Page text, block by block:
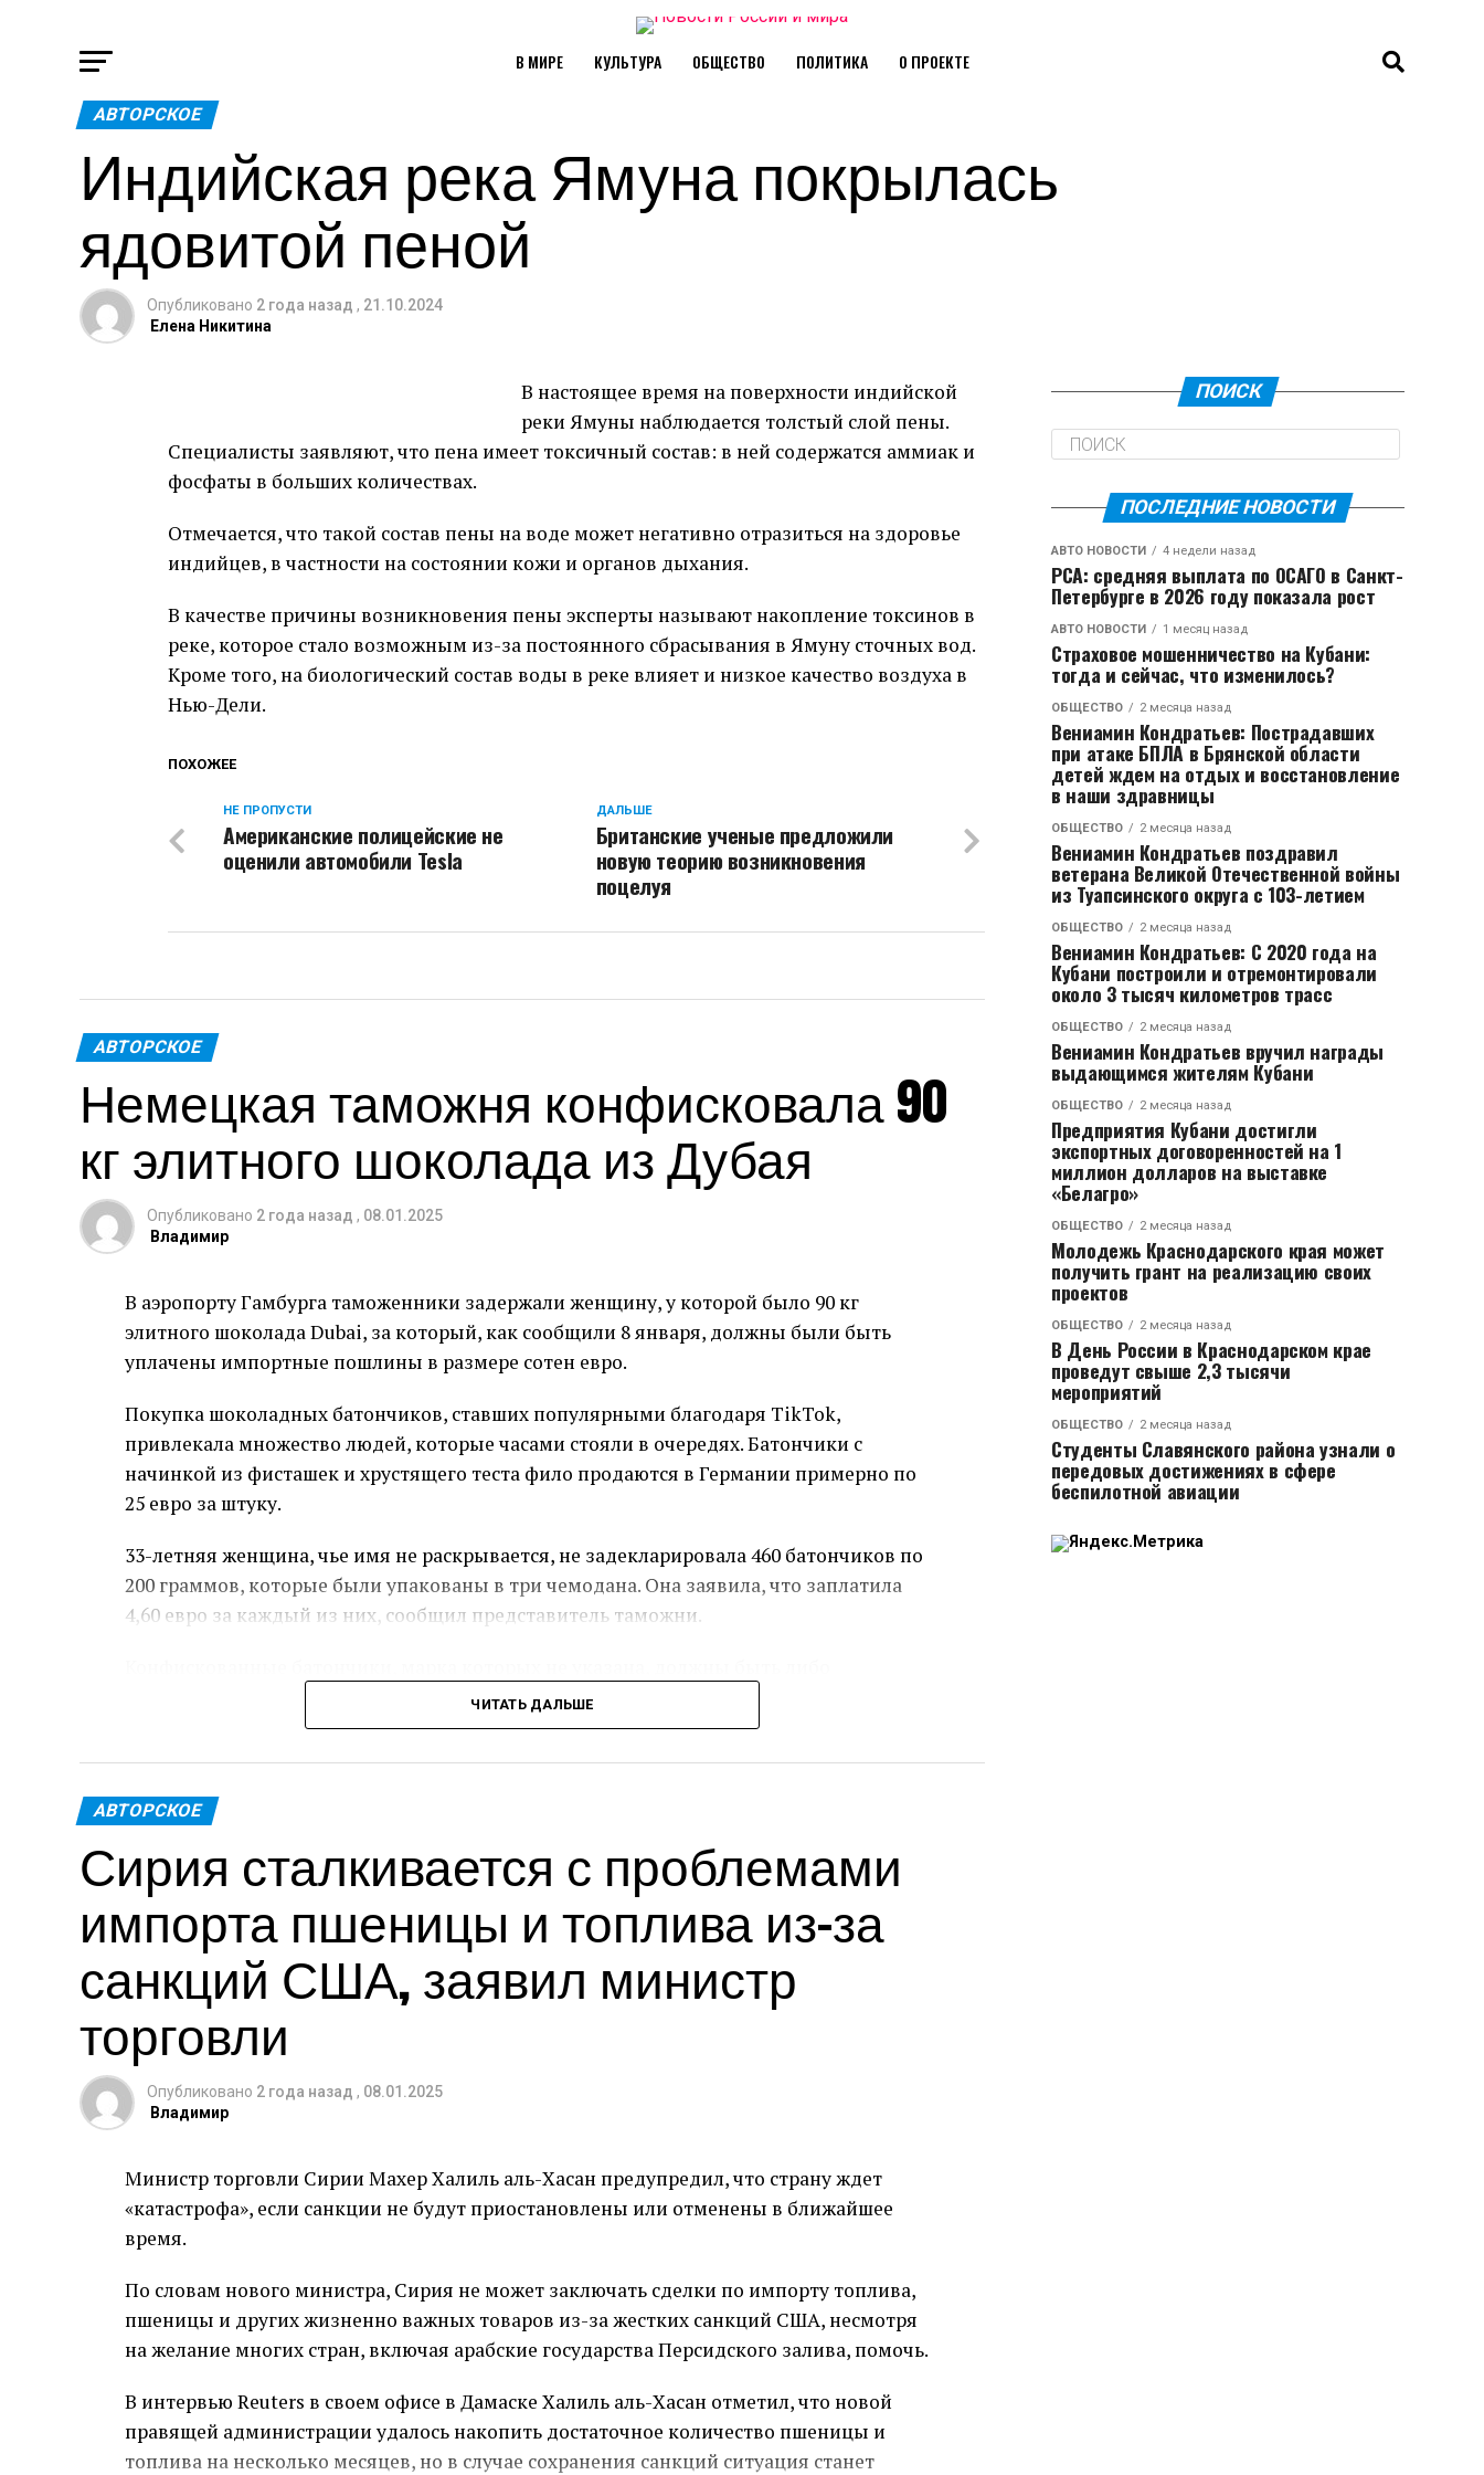
В МИРЕ КУЛЬТУРА ОБЩЕСТВО ПОЛИТИКА О ПРОЕКТЕ
АВТОРСКОЕ
Индийская река Ямуна покрылась
ядовитой пеной
Опубликовано 2 года назад , 21.10.2024
Елена Никитина
В настоящее время на поверхности индийской
реки Ямуны наблюдается толстый слой пены.
Специалисты заявляют, что пена имеет токсичный состав: в ней содержатся аммиак и
фосфаты в больших количествах.
Отмечается, что такой состав пены на воде может негативно отразиться на здоровье
индийцев, в частности на состоянии кожи и органов дыхания.
В качестве причины возникновения пены эксперты называют накопление токсинов в
реке, которое стало возможным из-за постоянного сбрасывания в Ямуну сточных вод.
Кроме того, на биологический состав воды в реке влияет и низкое качество воздуха в
Нью-Дели.
ПОХОЖЕЕ
ДАЛЬШЕ
Британские ученые предложили
новую теорию возникновения
поцелуя
НЕ ПРОПУСТИ
Американские полицейские не
оценили автомобили Tesla
АВТОРСКОЕ
Немецкая таможня конфисковала 90
кг элитного шоколада из Дубая
Опубликовано 2 года назад , 08.01.2025
Владимир
В аэропорту Гамбурга таможенники задержали женщину, у которой было 90 кг
элитного шоколада Dubai, за который, как сообщили 8 января, должны были быть
уплачены импортные пошлины в размере сотен евро.
Покупка шоколадных батончиков, ставших популярными благодаря TikTok,
привлекала множество людей, которые часами стояли в очередях. Батончики с
начинкой из фисташек и хрустящего теста фило продаются в Германии примерно по
25 евро за штуку.
33-летняя женщина, чье имя не раскрывается, не задекларировала 460 батончиков по
200 граммов, которые были упакованы в три чемодана. Она заявила, что заплатила
4,60 евро за каждый из них, сообщил представитель таможни.
реэкспортированы, либо уничтожены.
«Помимо возможного уклонения от уплаты налогов на сумму более 330 евро, таможня
в первую очередь обеспокоена защитой здоровья граждан в Германии», — добавили в
заявлении ведомства.
Сотрудники таможни не смогли найти на упаковке батончиков никакой информации
об ингредиентах или аллергенах, что ставит под угрозу здоровье покупателей.
Женщина, не подвергшаяся аресту, будет подвергнута расследованию на предмет
возможных обвинений в уклонении от уплаты налогов, сообщил представитель
таможни.
ЧИТАТЬ ДАЛЬШЕ
АВТОРСКОЕ
Сирия сталкивается с проблемами
импорта пшеницы и топлива из-за
санкций США, заявил министр
торговли
Опубликовано 2 года назад , 08.01.2025
Владимир
Министр торговли Сирии Махер Халиль аль-Хасан предупредил, что страну ждет
«катастрофа», если санкции не будут приостановлены или отменены в ближайшее
время.
По словам нового министра, Сирия не может заключать сделки по импорту топлива,
пшеницы и других жизненно важных товаров из-за жестких санкций США, несмотря
на желание многих стран, включая арабские государства Персидского залива, помочь.
В интервью Reuters в своем офисе в Дамаске Халиль аль-Хасан отметил, что новой
правящей администрации удалось накопить достаточное количество пшеницы и
топлива на несколько месяцев, но в случае сохранения санкций ситуация станет
ПОИСК
ПОСЛЕДНИЕ НОВОСТИ
АВТО НОВОСТИ 4 недели назад
РСА: средняя выплата по ОСАГО в Санкт-
Петербурге в 2026 году показала рост
АВТО НОВОСТИ 1 месяц назад
Страховое мошенничество на Кубани:
тогда и сейчас, что изменилось?
ОБЩЕСТВО 2 месяца назад
Вениамин Кондратьев: Пострадавших
при атаке БПЛА в Брянской области
детей ждем на отдых и восстановление
в наши здравницы
ОБЩЕСТВО 2 месяца назад
Вениамин Кондратьев поздравил
ветерана Великой Отечественной войны
из Туапсинского округа с 103-летием
ОБЩЕСТВО 2 месяца назад
Вениамин Кондратьев: С 2020 года на
Кубани построили и отремонтировали
около 3 тысяч километров трасс
ОБЩЕСТВО 2 месяца назад
Вениамин Кондратьев вручил награды
выдающимся жителям Кубани
ОБЩЕСТВО 2 месяца назад
Предприятия Кубани достигли
экспортных договоренностей на 1
миллион долларов на выставке
«Белагро»
ОБЩЕСТВО 2 месяца назад
Молодежь Краснодарского края может
получить грант на реализацию своих
проектов
ОБЩЕСТВО 2 месяца назад
В День России в Краснодарском крае
проведут свыше 2,3 тысячи
мероприятий
ОБЩЕСТВО 2 месяца назад
Студенты Славянского района узнали о
передовых достижениях в сфере
беспилотной авиации